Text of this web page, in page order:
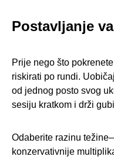
Postavljanje
Prije nego što
riskirati po rundi.
od jednog posto svog
sesiju kratkom i drži
Odaberite razinu
konzervativnije